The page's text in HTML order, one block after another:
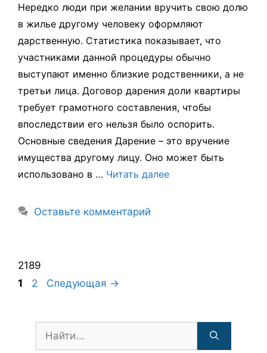
Нередко люди при желании вручить свою долю
в жилье другому человеку оформляют
дарственную. Статистика показывает, что
участниками данной процедуры обычно
выступают именно близкие родственники, а не
третьи лица. Договор дарения доли квартиры
требует грамотного составления, чтобы
впоследствии его нельзя было оспорить.
Основные сведения Дарение – это вручение
имущества другому лицу. Оно может быть
использовано в … Читать далее
Оставьте комментарий
2189
Навигация
Страница
1 Страница
2 Следующая →
Поиск: